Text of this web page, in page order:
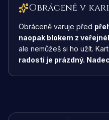
Obráceně v
Obráceně varuje před
naopak blokem z
ale nemůžeš si ho užít.
radosti je prázdný.